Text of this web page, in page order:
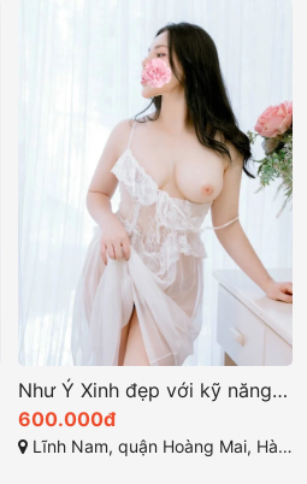
Như Ý Xinh đẹp với kỹ năng làm tình tuyệt vời
600.000đ
Lĩnh Nam, quận Hoàng Mai, Hà Nội, Việt Nam